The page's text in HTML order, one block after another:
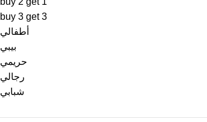
buy 3 get 3
أطفالي
بيبي
حريمي
رجالي
شبابي